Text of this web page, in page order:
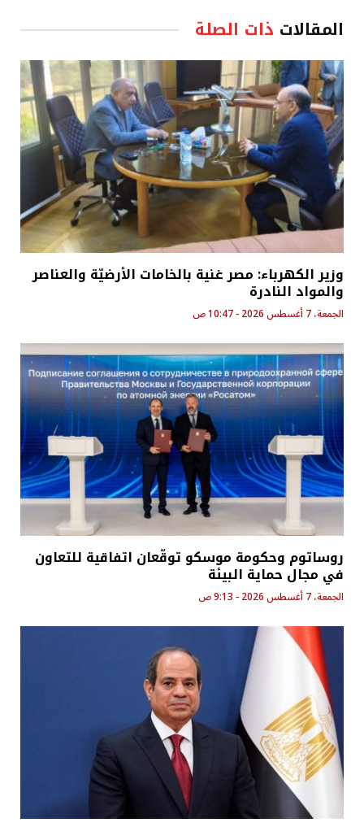
المقالات ذات الصلة
وزير الكهرباء: مصر غنية بالخامات الأرضيّة والعناصر
والمواد النادرة
الجمعة، 7 أغسطس 2026 - 10:47 ص
روساتوم وحكومة موسكو توقّعان اتفاقية للتعاون
في مجال حماية البيئة
الجمعة، 7 أغسطس 2026 - 9:13 ص